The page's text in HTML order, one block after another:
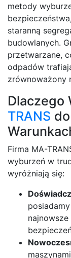
metody
staranną
budowlanych.
przetwarzane,
odpadów
zrównoważony
Dlaczego
TRANS
Firma MA-
wyburzeń w
wyróżniają się: